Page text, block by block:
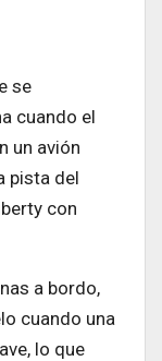
se
cuando el
un avión
pista del
con
a bordo,
cuando una
lo que